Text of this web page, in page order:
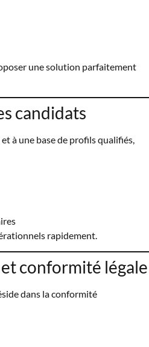
une solution parfaitement
candidats
à une base de profils qualifiés,
rapidement.
conformité légale
dans la conformité